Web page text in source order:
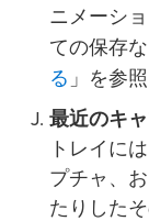
ニメーシ
ての保存
る 」を参
最近のキ
トレイに
プチャ、
たりした